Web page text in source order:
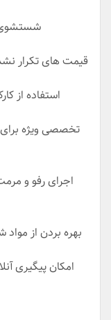
شستشوی
قیمت های تکرار
استفاده از
تخصصی ویژه
اجرای رفو و
بهره بردن از
امکان پیگیری